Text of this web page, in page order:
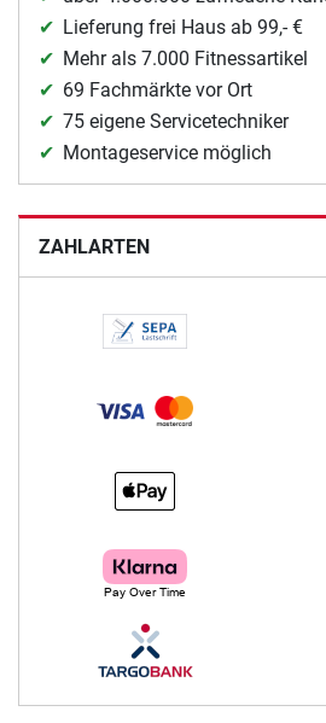
Lieferung frei Haus ab 99,- €
Mehr als 7.000 Fitnessartikel
69 Fachmärkte vor Ort
75 eigene Servicetechniker
Montageservice möglich
ZAHLARTEN